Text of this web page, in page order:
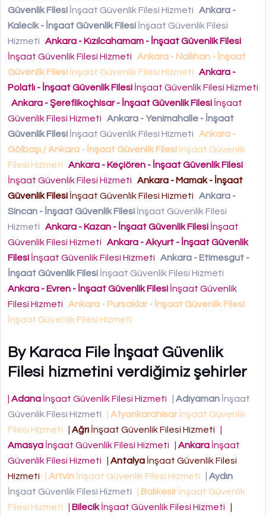
Güvenlik Filesi İnşaat Güvenlik Filesi Hizmeti
Ankara -
Kalecik - İnşaat Güvenlik Filesi İnşaat Güvenlik Filesi
Hizmeti
Ankara - Kızılcahamam - İnşaat Güvenlik Filesi
İnşaat Güvenlik Filesi Hizmeti
Ankara - Nallıhan - İnşaat
Güvenlik Filesi İnşaat Güvenlik Filesi Hizmeti
Ankara -
Polatlı - İnşaat Güvenlik Filesi İnşaat Güvenlik Filesi Hizmeti
Ankara - Şereflikoçhisar - İnşaat Güvenlik Filesi İnşaat
Güvenlik Filesi Hizmeti
Ankara - Yenimahalle - İnşaat
Güvenlik Filesi İnşaat Güvenlik Filesi Hizmeti
Ankara -
Gölbaşı / Ankara - İnşaat Güvenlik Filesi İnşaat Güvenlik
Filesi Hizmeti
Ankara - Keçiören - İnşaat Güvenlik Filesi
İnşaat Güvenlik Filesi Hizmeti
Ankara - Mamak - İnşaat
Güvenlik Filesi İnşaat Güvenlik Filesi Hizmeti
Ankara -
Sincan - İnşaat Güvenlik Filesi İnşaat Güvenlik Filesi
Hizmeti
Ankara - Kazan - İnşaat Güvenlik Filesi İnşaat
Güvenlik Filesi Hizmeti
Ankara - Akyurt - İnşaat Güvenlik
Filesi İnşaat Güvenlik Filesi Hizmeti
Ankara - Etimesgut -
İnşaat Güvenlik Filesi İnşaat Güvenlik Filesi Hizmeti
Ankara - Evren - İnşaat Güvenlik Filesi İnşaat Güvenlik
Filesi Hizmeti
Ankara - Pursaklar - İnşaat Güvenlik Filesi
İnşaat Güvenlik Filesi Hizmeti
By Karaca File İnşaat Güvenlik
Filesi hizmetini verdiğimiz şehirler
| Adana İnşaat Güvenlik Filesi Hizmeti | Adıyaman İnşaat
Güvenlik Filesi Hizmeti
| Afyonkarahisarİnşaat Güvenlik
Filesi Hizmeti
| Ağrı İnşaat Güvenlik Filesi Hizmeti
|
Amasya İnşaat Güvenlik Filesi Hizmeti | Ankara İnşaat
Güvenlik Filesi Hizmeti
| Antalya İnşaat Güvenlik Filesi
Hizmeti
| Artvin İnşaat Güvenlik Filesi Hizmeti | Aydın
İnşaat Güvenlik Filesi Hizmeti
| Balıkesirİnşaat Güvenlik
Filesi Hizmeti
| Bilecikİnşaat Güvenlik Filesi Hizmeti
|